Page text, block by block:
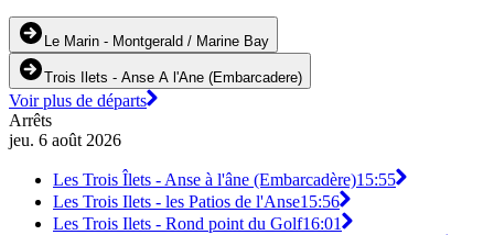
Le Marin - Montgerald / Marine Bay
Trois Ilets - Anse A l'Ane (Embarcadere)
Voir plus de départs
Arrêts
jeu. 6 août 2026
Les Trois Îlets - Anse à l'âne (Embarcadère)15:55
Les Trois Ilets - les Patios de l'Anse15:56
Les Trois Ilets - Rond point du Golf16:01